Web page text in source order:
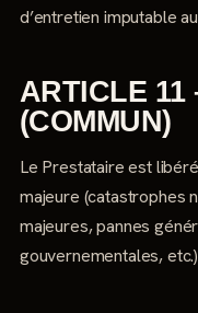
d’entretien imputable
ARTICLE 11
(COMMUN)
Le Prestataire est
majeure (catastrophes
majeures, pannes
gouvernementales,